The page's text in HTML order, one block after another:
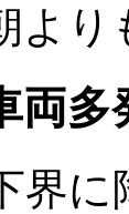
よ
両多
界に